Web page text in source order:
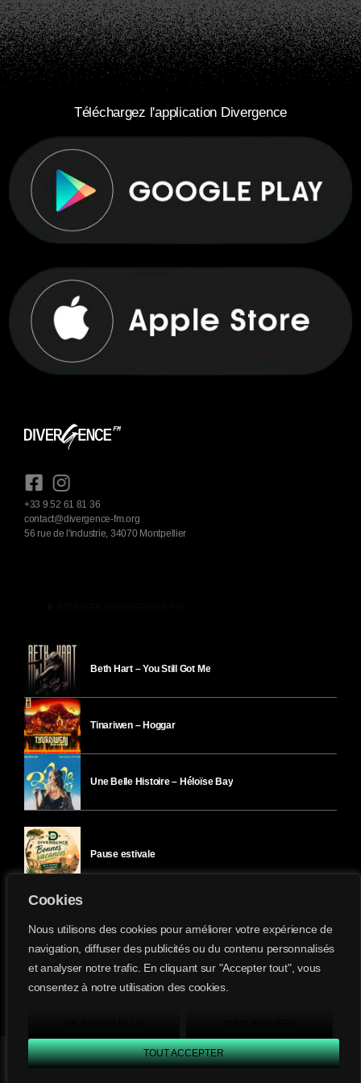
Cookies
Nous utilisons des cookies pour améliorer votre expérience de
navigation, diffuser des publicités ou du contenu personnalisés
et analyser notre trafic. En cliquant sur "Accepter tout", vous
consentez à notre utilisation des cookies.
TOUT ACCEPTER
play_arrow Divergence FM keyboard_arrow_right
Téléchargez l'application Divergence
+33 9 52 61 81 36
contact@divergence-fm.org
56 rue de l'industrie, 34070 Montpellier
Beth Hart – You Still Got Me
Tinariwen – Hoggar
Une Belle Histoire – Héloïse Bay
Pause estivale
Ici l’Ombre – mardi 28 juillet